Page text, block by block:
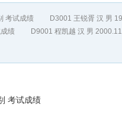
考试成绩 D3001 王锐胥 汉 男
绩 D9001 程凯越 汉 男 2000.11
考试成绩